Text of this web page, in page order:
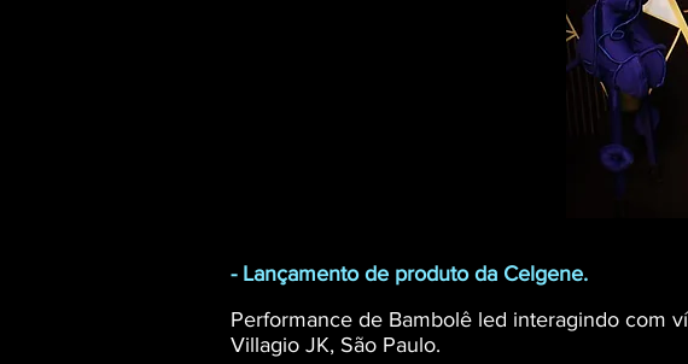
- Lançamento de produto da Celgene.
Performance de Bambolê led interagindo com
Villagio JK, São Paulo.